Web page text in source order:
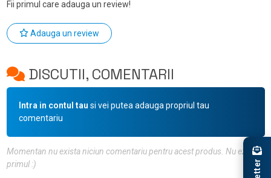
Fii primul care adauga un review!
Adauga un review
DISCUTII, COMENTARII
Intra in contul tau si vei putea adauga propriul tau
comentariu
Momentan nu exista niciun comentariu pentru acest produs. Nu ezita, fii
primul :)